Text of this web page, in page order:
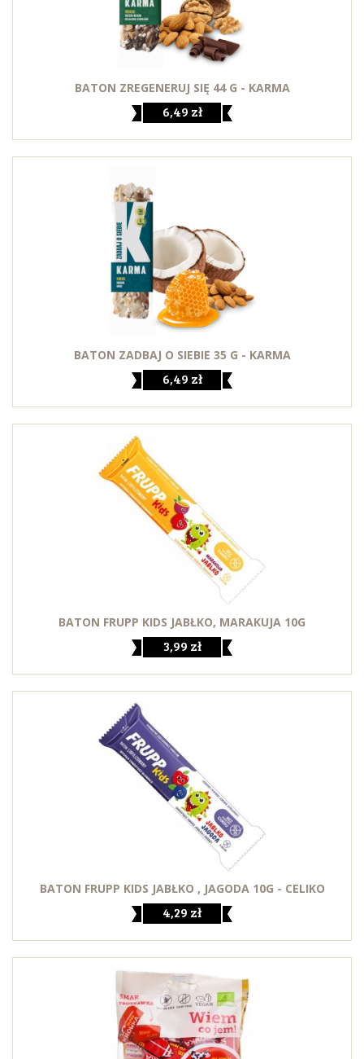
BATON ZREGENERUJ SIĘ 44 G - KARMA
6,49 zł
BATON ZADBAJ O SIEBIE 35 G - KARMA
6,49 zł
BATON FRUPP KIDS JABŁKO, MARAKUJA 10G
3,99 zł
BATON FRUPP KIDS JABŁKO , JAGODA 10G - CELIKO
4,29 zł